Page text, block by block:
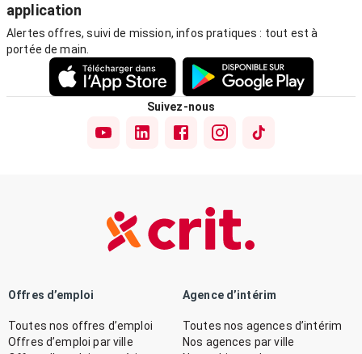
application
Alertes offres, suivi de mission, infos pratiques : tout est à
portée de main.
Suivez-nous
Offres d’emploi
Toutes nos offres d’emploi
Offres d’emploi par ville
Agence d’intérim
Toutes nos agences d’intérim
Nos agences par ville